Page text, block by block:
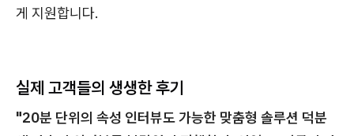
게 지원합니다.
실제 고객들의 생생한 후기
"20분 단위의 속성 인터뷰도 가능한 맞춤형 솔루션 덕분